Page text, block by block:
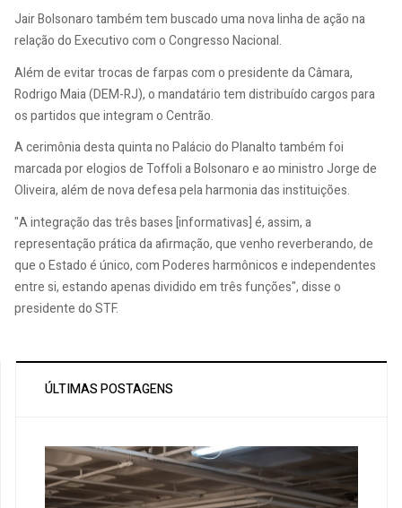
Jair Bolsonaro também tem buscado uma nova linha de ação na
relação do Executivo com o Congresso Nacional.
Além de evitar trocas de farpas com o presidente da Câmara,
Rodrigo Maia (DEM-RJ), o mandatário tem distribuído cargos para
os partidos que integram o Centrão.
A cerimônia desta quinta no Palácio do Planalto também foi
marcada por elogios de Toffoli a Bolsonaro e ao ministro Jorge de
Oliveira, além de nova defesa pela harmonia das instituições.
"A integração das três bases [informativas] é, assim, a
representação prática da afirmação, que venho reverberando, de
que o Estado é único, com Poderes harmônicos e independentes
entre si, estando apenas dividido em três funções", disse o
presidente do STF.
ÚLTIMAS POSTAGENS